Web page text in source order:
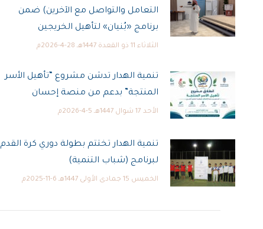
التعامل والتواصل مع الآخرين) ضمن
برنامج «بُنيان» لتأهيل الخريجين
الثلاثاء 11 ذو القعدة 1447هـ 28-4-2026م
تنمية الهدار تدشن مشروع “تأهيل الأسر
المنتجة” بدعم من منصة إحسان
الأحد 17 شوال 1447هـ 5-4-2026م
تنمية الهدار تختتم بطولة دوري كرة القدم
لبرنامج (شباب التنمية)
الخميس 15 جمادى الأولى 1447هـ 6-11-2025م